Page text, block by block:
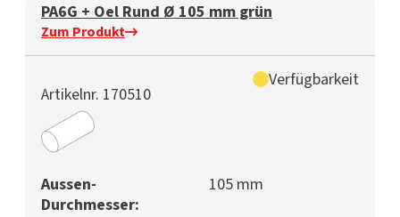
PA6G + Oel Rund Ø 105 mm grün
Zum Produkt
Artikelnr. 170510
Verfügbarkeit
Aussen-
Durchmesser:
105 mm